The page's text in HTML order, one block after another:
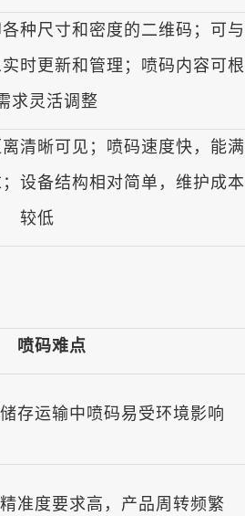
种尺寸和密度的二维码；可与
时更新和管理；喷码内容可根
求灵活调整
清晰可见；喷码速度快，能满
设备结构相对简单，维护成本
较低
喷码难点
存运输中喷码易受环境影响
准度要求高，产品周转频繁